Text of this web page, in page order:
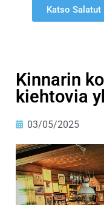
Katso
Kinnarin
kiehtovia
03/05/2025